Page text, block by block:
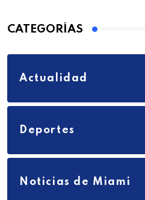
CATEGORÍAS
Actualidad
Deportes
Noticias de Miami